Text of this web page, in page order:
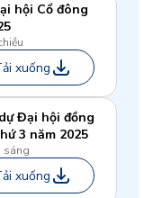
hội Cổ đông
xuống
Đại hội đồng
3 năm 2025
sáng
xuống